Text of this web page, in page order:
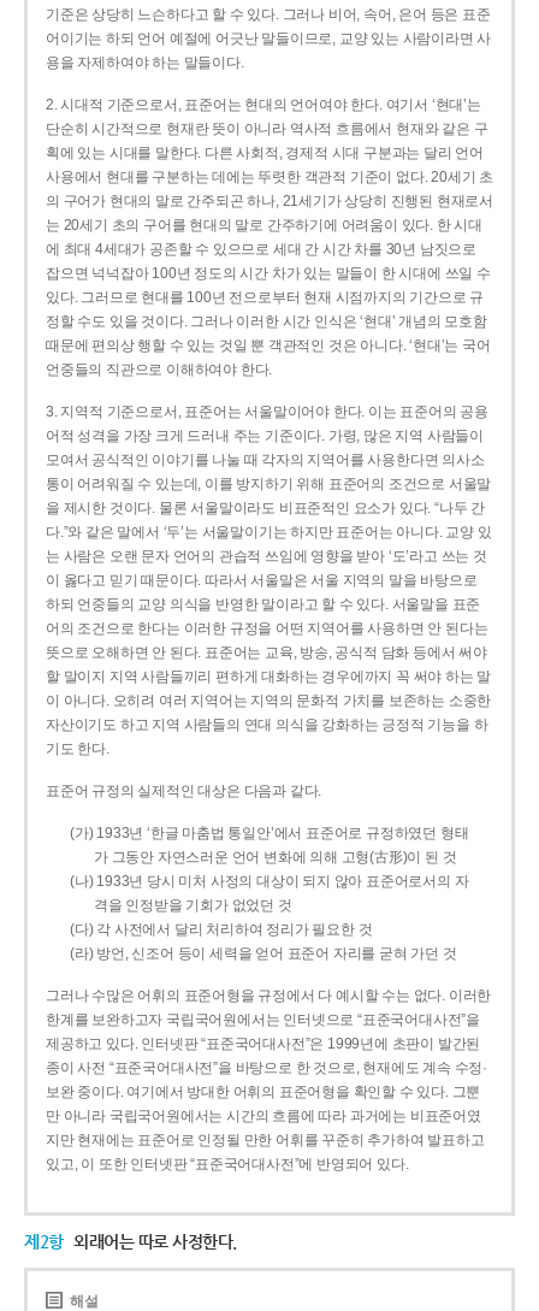
기준은 상당히 느슨하다고 할 수 있다. 그러나 비어, 속어, 은어 등은 표준
어이기는 하되 언어 예절에 어긋난 말들이므로, 교양 있는 사람이라면 사
용을 자제하여야 하는 말들이다.
2. 시대적 기준으로서, 표준어는 현대의 언어여야 한다. 여기서 ‘현대’는
단순히 시간적으로 현재란 뜻이 아니라 역사적 흐름에서 현재와 같은 구
획에 있는 시대를 말한다. 다른 사회적, 경제적 시대 구분과는 달리 언어
사용에서 현대를 구분하는 데에는 뚜렷한 객관적 기준이 없다. 20세기 초
의 구어가 현대의 말로 간주되곤 하나, 21세기가 상당히 진행된 현재로서
는 20세기 초의 구어를 현대의 말로 간주하기에 어려움이 있다. 한 시대
에 최대 4세대가 공존할 수 있으므로 세대 간 시간 차를 30년 남짓으로
잡으면 넉넉잡아 100년 정도의 시간 차가 있는 말들이 한 시대에 쓰일 수
있다. 그러므로 현대를 100년 전으로부터 현재 시점까지의 기간으로 규
정할 수도 있을 것이다. 그러나 이러한 시간 인식은 ‘현대’ 개념의 모호함
때문에 편의상 행할 수 있는 것일 뿐 객관적인 것은 아니다. ‘현대’는 국어
언중들의 직관으로 이해하여야 한다.
3. 지역적 기준으로서, 표준어는 서울말이어야 한다. 이는 표준어의 공용
어적 성격을 가장 크게 드러내 주는 기준이다. 가령, 많은 지역 사람들이
모여서 공식적인 이야기를 나눌 때 각자의 지역어를 사용한다면 의사소
통이 어려워질 수 있는데, 이를 방지하기 위해 표준어의 조건으로 서울말
을 제시한 것이다. 물론 서울말이라도 비표준적인 요소가 있다. “나두 간
다.”와 같은 말에서 ‘두’는 서울말이기는 하지만 표준어는 아니다. 교양 있
는 사람은 오랜 문자 언어의 관습적 쓰임에 영향을 받아 ‘도’라고 쓰는 것
이 옳다고 믿기 때문이다. 따라서 서울말은 서울 지역의 말을 바탕으로
하되 언중들의 교양 의식을 반영한 말이라고 할 수 있다. 서울말을 표준
어의 조건으로 한다는 이러한 규정을 어떤 지역어를 사용하면 안 된다는
뜻으로 오해하면 안 된다. 표준어는 교육, 방송, 공식적 담화 등에서 써야
할 말이지 지역 사람들끼리 편하게 대화하는 경우에까지 꼭 써야 하는 말
이 아니다. 오히려 여러 지역어는 지역의 문화적 가치를 보존하는 소중한
자산이기도 하고 지역 사람들의 연대 의식을 강화하는 긍정적 기능을 하
기도 한다.
표준어 규정의 실제적인 대상은 다음과 같다.
(가) 1933년 ‘한글 마춤법 통일안’에서 표준어로 규정하였던 형태
가 그동안 자연스러운 언어 변화에 의해 고형(古形)이 된 것
(나) 1933년 당시 미처 사정의 대상이 되지 않아 표준어로서의 자
격을 인정받을 기회가 없었던 것
(다) 각 사전에서 달리 처리하여 정리가 필요한 것
(라) 방언, 신조어 등이 세력을 얻어 표준어 자리를 굳혀 가던 것
그러나 수많은 어휘의 표준어형을 규정에서 다 예시할 수는 없다. 이러한
한계를 보완하고자 국립국어원에서는 인터넷으로 “표준국어대사전”을
제공하고 있다. 인터넷판 “표준국어대사전”은 1999년에 초판이 발간된
종이 사전 “표준국어대사전”을 바탕으로 한 것으로, 현재에도 계속 수정·
보완 중이다. 여기에서 방대한 어휘의 표준어형을 확인할 수 있다. 그뿐
만 아니라 국립국어원에서는 시간의 흐름에 따라 과거에는 비표준어였
지만 현재에는 표준어로 인정될 만한 어휘를 꾸준히 추가하여 발표하고
있고, 이 또한 인터넷판 “표준국어대사전”에 반영되어 있다.
제2항 외래어는 따로 사정한다.
해설